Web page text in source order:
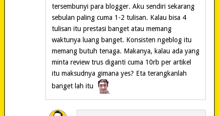
tersembunyi para blogger. Aku sendiri sekarang
sebulan paling cuma 1-2 tulisan. Kalau bisa 4
tulisan itu prestasi banget atau memang
waktunya luang banget. Konsisten ngeblog itu
memang butuh tenaga. Makanya, kalau ada yang
minta review trus diganti cuma 10rb per artikel
itu maksudnya gimana yes? Eta terangkanlah
banget lah itu